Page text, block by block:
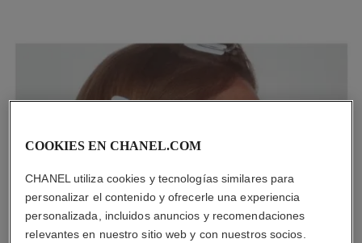
COOKIES EN CHANEL.COM
CHANEL utiliza cookies y tecnologías similares para
personalizar el contenido y ofrecerle una experiencia
personalizada, incluidos anuncios y recomendaciones
relevantes en nuestro sitio web y con nuestros socios.